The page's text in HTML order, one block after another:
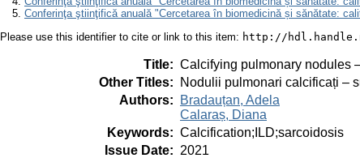
Conferinţa ştiinţifică anuală "Cercetarea în biomedicină și sănătate:
Please use this identifier to cite or link to this item: http://
Title: Calcifying pulmonary nodules
Other Titles:
Nodulii pulmonari calcificați –
Authors:
Bradauțan, Adela
Calaraș, Diana
Keywords: Calcification;ILD;sarcoidosis
Issue Date: 2021